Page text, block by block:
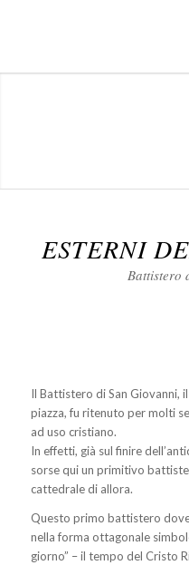
ESTERNI
Battistero
Il Battistero di San Giovanni,
piazza, fu ritenuto per molti
ad uso cristiano.
In effetti, già sul finire
sorse qui un primitivo
cattedrale di allora.
Questo primo battistero
nella forma ottagonale
giorno” – il tempo del Cristo